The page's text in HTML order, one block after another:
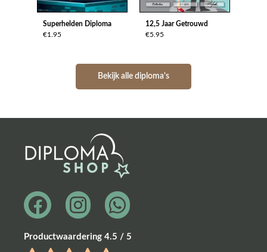
Superhelden Diploma
€1.95
12,5 Jaar Getrouwd
€5.95
Bekijk alle diploma's
Productwaardering 4.5 / 5